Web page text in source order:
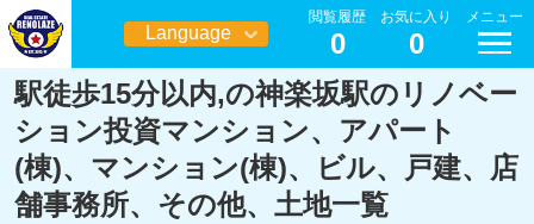
Language
日本語
閲覧履歴
0
お気に入り
0
メニュー
駅徒歩15分以内,の神楽坂駅のリノベー
ション投資マンション、アパート
(棟)、マンション(棟)、ビル、戸建、店
舗事務所、その他、土地一覧